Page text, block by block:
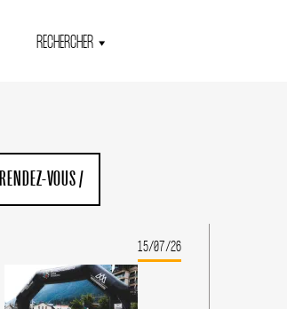
RECHERCHER
RENDEZ-VOUS/
15/07/26